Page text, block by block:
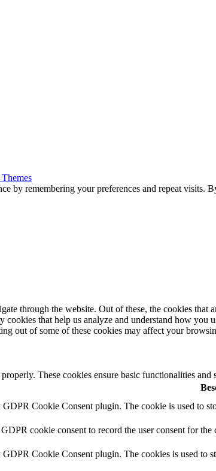
by remembering your preferences and repeat
through the website. Out of these, the cookies that
that help us analyze and understand how
out of some of these cookies may affect your
These cookies ensure basic functionalities
Cookie Consent plugin. The cookie is used to
cookie consent to record the user consent for
Cookie Consent plugin. The cookies is used to